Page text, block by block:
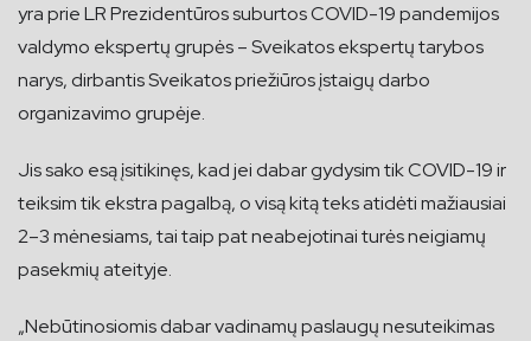
yra prie LR Prezidentūros suburtos COVID-19 pandemijos
valdymo ekspertų grupės – Sveikatos ekspertų tarybos
narys, dirbantis Sveikatos priežiūros įstaigų darbo
organizavimo grupėje.
Jis sako esą įsitikinęs, kad jei dabar gydysim tik COVID-19 ir
teiksim tik ekstra pagalbą, o visą kitą teks atidėti mažiausiai
2–3 mėnesiams, tai taip pat neabejotinai turės neigiamų
pasekmių ateityje.
„Nebūtinosiomis dabar vadinamų paslaugų nesuteikimas